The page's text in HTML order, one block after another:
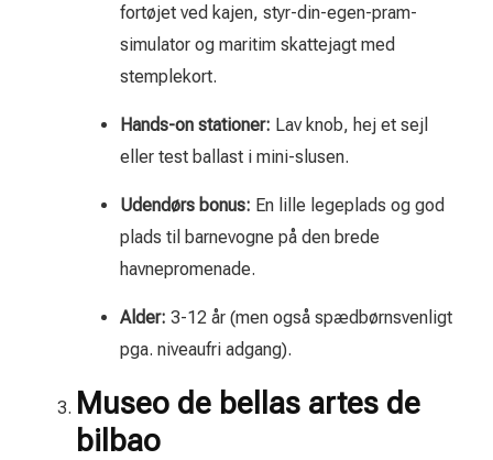
fortøjet ved kajen, styr-din-egen-pram-
simulator og maritim skattejagt med
stemplekort.
Hands-on stationer: Lav knob, hej et sejl
eller test ballast i mini-slusen.
Udendørs bonus: En lille legeplads og god
plads til barnevogne på den brede
havnepromenade.
Alder: 3-12 år (men også spædbørnsvenligt
pga. niveaufri adgang).
Museo de bellas artes de
bilbao